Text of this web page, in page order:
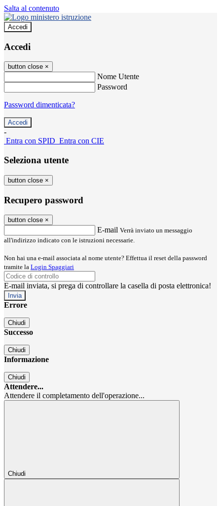
Salta al contenuto
Accedi
Accedi
button close ×
Nome Utente
Password
Password dimenticata?
-
Entra con SPID Entra con CIE
Seleziona utente
button close ×
Recupero password
button close ×
E-mail Verrà inviato un messaggio
all'indirizzo indicato con le istruzioni necessarie.
Non hai una e-mail associata al nome utente? Effettua il reset della password
tramite la Login Spaggiari
E-mail inviata, si prega di controllare la casella di posta elettronica!
Errore
Chiudi
Successo
Chiudi
Informazione
Chiudi
Attendere...
Attendere il completamento dell'operazione...
Chiudi